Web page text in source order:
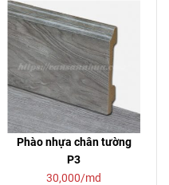
Phào nhựa chân tường
P3
30,000/md